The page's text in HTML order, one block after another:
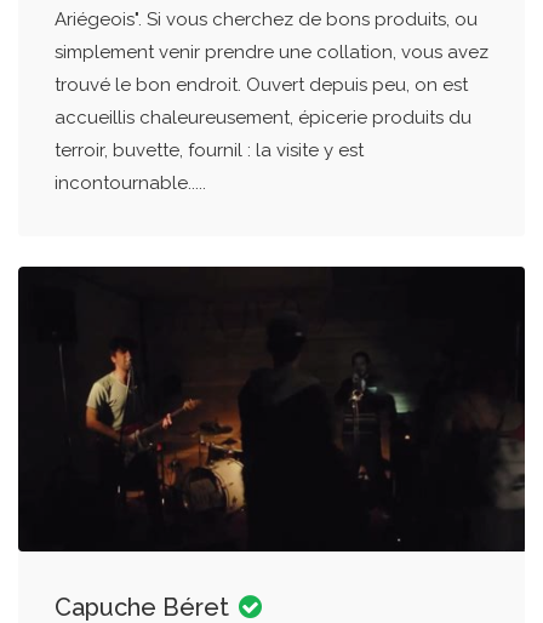
Ariégeois". Si vous cherchez de bons produits, ou
simplement venir prendre une collation, vous avez
trouvé le bon endroit. Ouvert depuis peu, on est
accueillis chaleureusement, épicerie produits du
terroir, buvette, fournil : la visite y est
incontournable.....
Capuche Béret